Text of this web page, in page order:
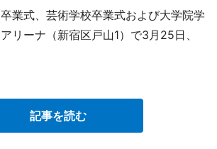
業式、芸術学校卒業式および大学院学
リーナ（新宿区戸山1）で3月25日、
記事を読む